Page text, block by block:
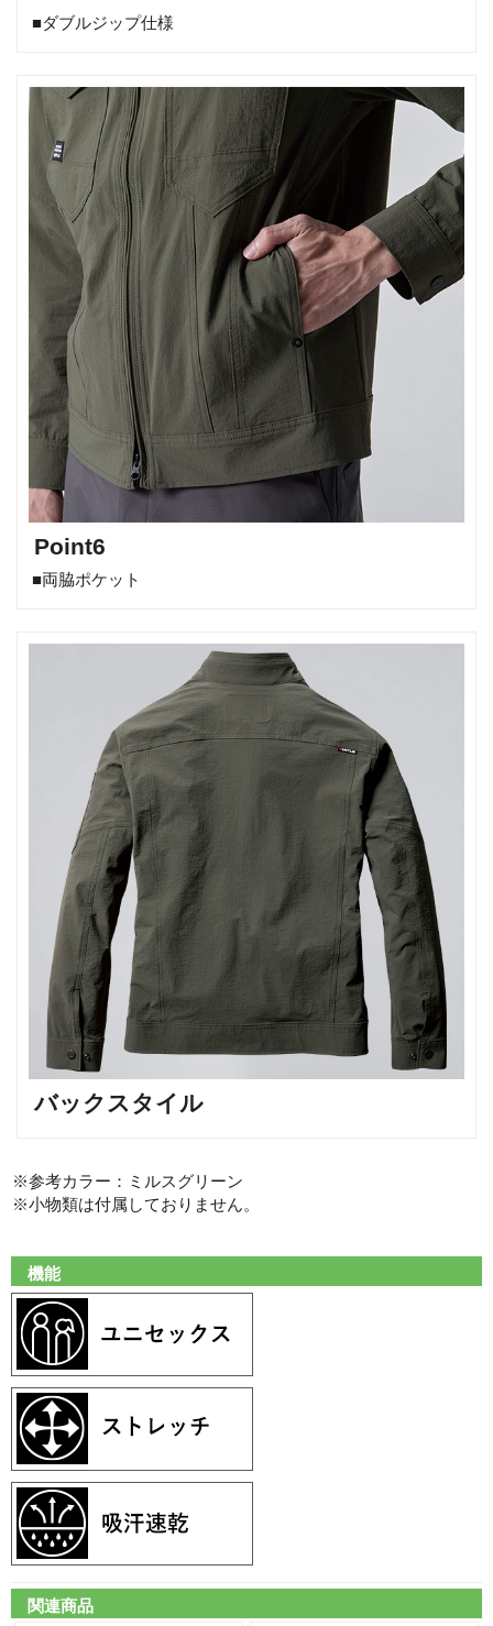
■ダブルジップ仕様
Point6
■両脇ポケット
バックスタイル
※参考カラー：ミルスグリーン
※小物類は付属しておりません。
機能
関連商品